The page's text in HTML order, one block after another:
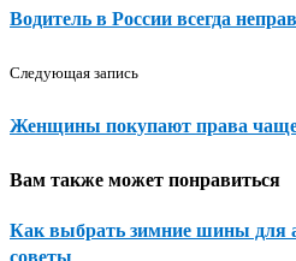
Водитель в России всегда
Следующая запись
Женщины покупают права
Вам также может понравиться
Как выбрать зимние шины для
советы